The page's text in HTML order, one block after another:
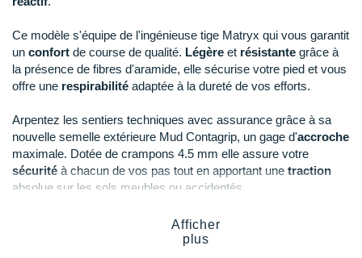
Ce modèle s'équipe de l'ingénieuse tige Matryx qui vous garantit
un confort de course de qualité. Légère et résistante grâce à
la présence de fibres d'aramide, elle sécurise votre pied et vous
offre une respirabilité adaptée à la dureté de vos efforts.
Arpentez les sentiers techniques avec assurance grâce à sa
nouvelle semelle extérieure Mud Contagrip, un gage d'accroche
maximale. Dotée de crampons 4.5 mm elle assure votre
sécurité à chacun de vos pas tout en apportant une traction
absolue sur les sols meubles ou accidentés.
chaussure Salomon S-Lab Pulsar Soft
Afficher
plus
Saxx
Scarpa
Shokz
Sidas